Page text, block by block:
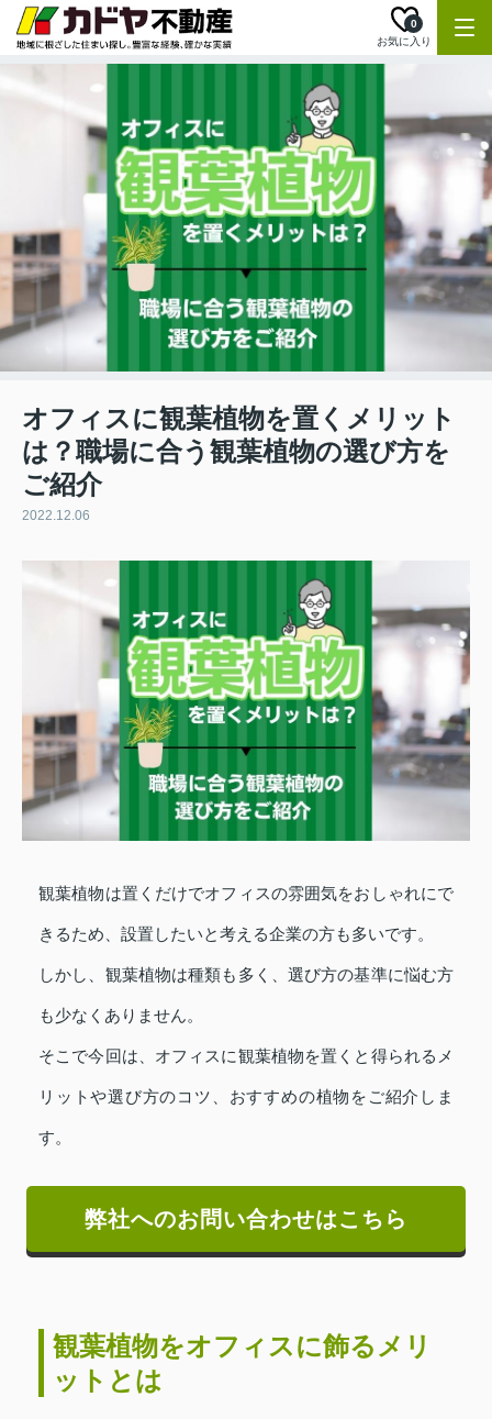
お気に入り
0
オフィスに観葉植物を置くメリット
は？職場に合う観葉植物の選び方を
ご紹介
2022.12.06
観葉植物は置くだけでオフィスの雰囲気をおしゃれにで
きるため、設置したいと考える企業の方も多いです。
しかし、観葉植物は種類も多く、選び方の基準に悩む方
も少なくありません。
そこで今回は、オフィスに観葉植物を置くと得られるメ
リットや選び方のコツ、おすすめの植物をご紹介しま
す。
弊社へのお問い合わせはこちら
観葉植物をオフィスに飾るメリ
ットとは